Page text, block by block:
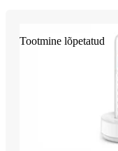
Tootmine lõpetatud